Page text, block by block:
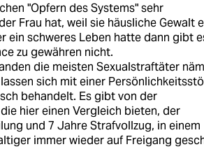
"Opfern des Systems" sehr
Frau hat, weil sie häusliche Gewalt
ein schweres Leben hatte dann gibt
zu gewähren nicht.
die meisten Sexualstraftäter
sich mit einer
behandelt. Es gibt von der
hier einen Vergleich bieten, der
und 7 Jahre Strafvollzug, in einem
immer wieder auf Freigang